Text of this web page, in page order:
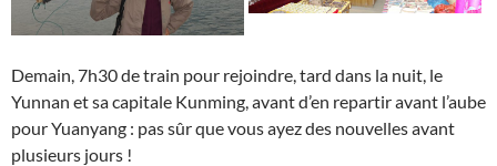
Demain, 7h30 de train pour rejoindre, tard dans la nuit, le
Yunnan et sa capitale Kunming, avant d’en repartir avant l’aube
pour Yuanyang : pas sûr que vous ayez des nouvelles avant
plusieurs jours !